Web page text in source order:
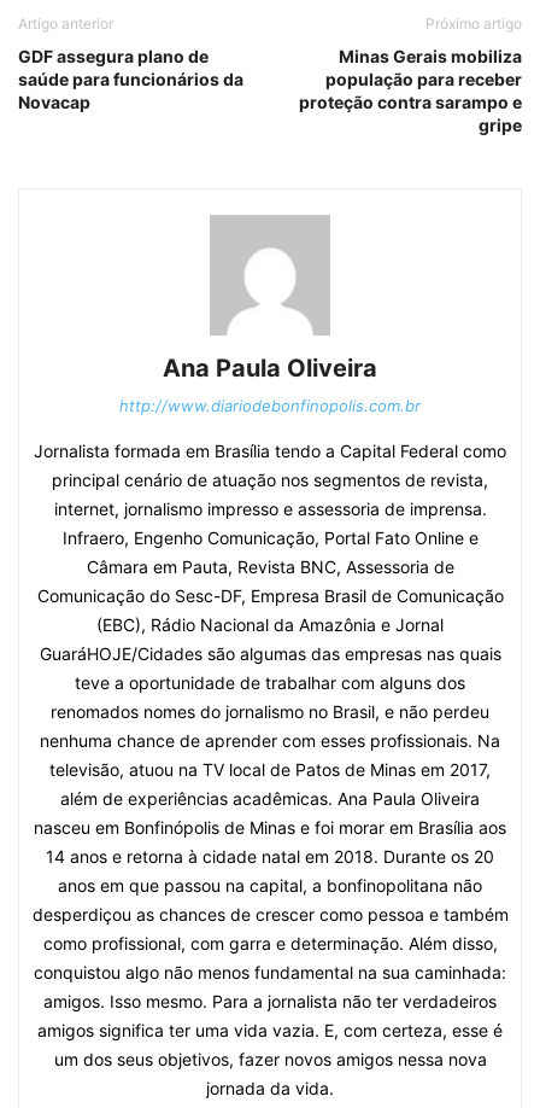
Artigo anterior
GDF assegura plano de
saúde para funcionários da
Novacap
Próximo artigo
Minas Gerais mobiliza
população para receber
proteção contra sarampo e
gripe
Ana Paula Oliveira
http://www.diariodebonfinopolis.com.br
Jornalista formada em Brasília tendo a Capital Federal como
principal cenário de atuação nos segmentos de revista,
internet, jornalismo impresso e assessoria de imprensa.
Infraero, Engenho Comunicação, Portal Fato Online e
Câmara em Pauta, Revista BNC, Assessoria de
Comunicação do Sesc-DF, Empresa Brasil de Comunicação
(EBC), Rádio Nacional da Amazônia e Jornal
GuaráHOJE/Cidades são algumas das empresas nas quais
teve a oportunidade de trabalhar com alguns dos
renomados nomes do jornalismo no Brasil, e não perdeu
nenhuma chance de aprender com esses profissionais. Na
televisão, atuou na TV local de Patos de Minas em 2017,
além de experiências acadêmicas. Ana Paula Oliveira
nasceu em Bonfinópolis de Minas e foi morar em Brasília aos
14 anos e retorna à cidade natal em 2018. Durante os 20
anos em que passou na capital, a bonfinopolitana não
desperdiçou as chances de crescer como pessoa e também
como profissional, com garra e determinação. Além disso,
conquistou algo não menos fundamental na sua caminhada:
amigos. Isso mesmo. Para a jornalista não ter verdadeiros
amigos significa ter uma vida vazia. E, com certeza, esse é
um dos seus objetivos, fazer novos amigos nessa nova
jornada da vida.